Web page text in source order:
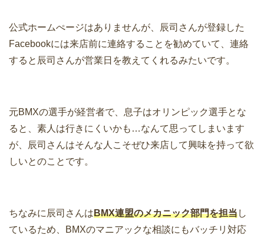
公式ホームぺージはありませんが、辰司さんが登録した
Facebookには来店前に連絡することを勧めていて、連絡
すると辰司さんが営業日を教えてくれるみたいです。
元BMXの選手が経営者で、息子はオリンピック選手とな
ると、素人は行きにくいかも…なんて思ってしまいます
が、辰司さんはそんな人こそぜひ来店して興味を持って欲
しいとのことです。
ちなみに辰司さんはBMX連盟のメカニック部門を担当し
ているため、BMXのマニアックな相談にもバッチリ対応